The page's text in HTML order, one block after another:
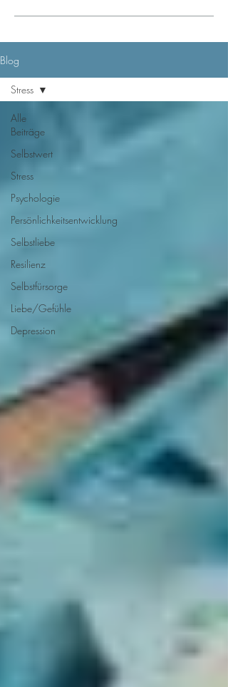
Blog
Alle
Beiträge
Selbstwert
Stress
Psychologie
Persönlichkeitsentwicklung
Selbstliebe
Resilienz
Selbstfürsorge
Liebe/Gefühle
Depression
Stress